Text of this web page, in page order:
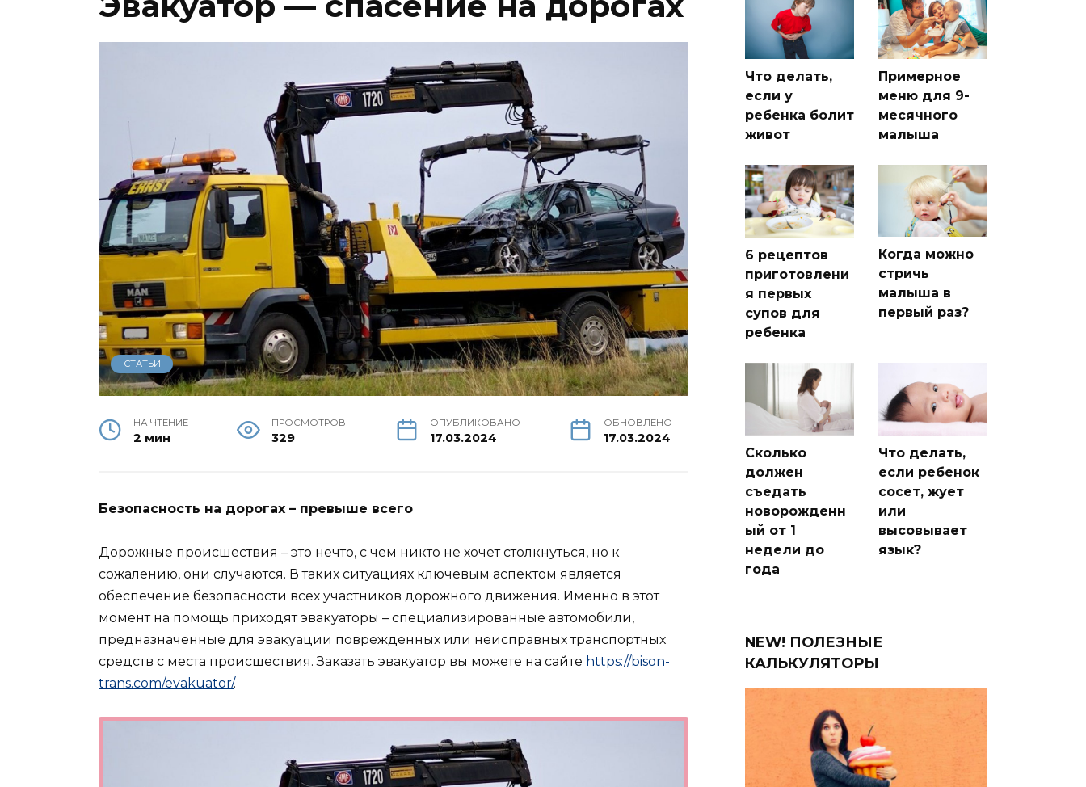
СТАТЬИ
НА ЧТЕНИЕ
2 мин
ПРОСМОТРОВ
329
ОПУБЛИКОВАНО
17.03.2024
ОБНОВЛЕНО
17.03.2024
Безопасность на дорогах – превыше всего
Дорожные происшествия – это нечто, с чем никто не хочет столкнуться, но к
сожалению, они случаются. В таких ситуациях ключевым аспектом является
обеспечение безопасности всех участников дорожного движения. Именно в этот
момент на помощь приходят эвакуаторы – специализированные автомобили,
предназначенные для эвакуации поврежденных или неисправных транспортных
средств с места происшествия. Заказать эвакуатор вы можете на сайте https://bison-
trans.com/evakuator/.
Что делать,
если у
ребенка болит
живот
Примерное
меню для 9-
месячного
малыша
6 рецептов
приготовлени
я первых
супов для
ребенка
Когда можно
стричь
малыша в
первый раз?
Сколько
должен
съедать
новорожденн
ый от 1
недели до
года
Что делать,
если ребенок
сосет, жует
или
высовывает
язык?
NEW! ПОЛЕЗНЫЕ
КАЛЬКУЛЯТОРЫ